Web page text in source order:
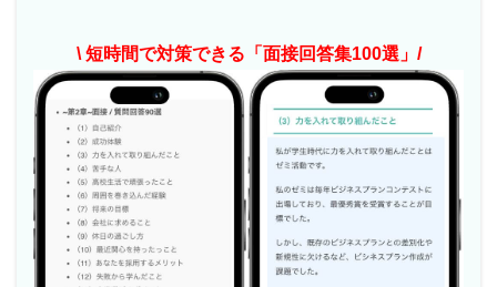
\ 短時間で対策できる「面接回答集100選」/